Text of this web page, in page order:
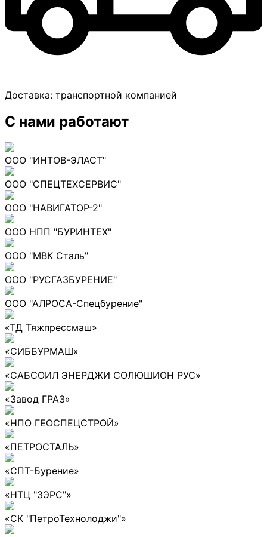
Доставка: транспортной компанией
С нами работают
ООО "ИНТОВ-ЭЛАСТ"
ООО "СПЕЦТЕХСЕРВИС"
ООО "НАВИГАТОР-2"
ООО НПП "БУРИНТЕХ"
ООО "МВК Сталь"
ООО "РУСГАЗБУРЕНИЕ"
ООО "АЛРОСА-Спецбурение"
«ТД Тяжпрессмаш»
«СИББУРМАШ»
«САБСОИЛ ЭНЕРДЖИ СОЛЮШИОН РУС»
«Завод ГРАЗ»
«НПО ГЕОСПЕЦСТРОЙ»
«ПЕТРОСТАЛЬ»
«СПТ-Бурение»
«НТЦ "ЗЭРС"»
«СК "ПетроТехнолоджи"»